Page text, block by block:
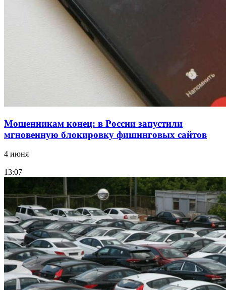
Сладкий праздник в Волгограде: в Центральном
парке прошёл фестиваль „Арбузный переполох“
Мошенникам конец: в России запустили
мгновенную блокировку фишинговых сайтов
4 июня
13:07